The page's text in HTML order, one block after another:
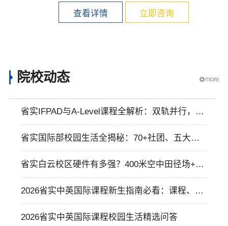
查看详情 立即咨询
院校动态
省实IFPAD与A-Level课程全解析：双轨并行，升
学路径如何选？初中升高中如何平稳过渡？
省实国际部校园生活全揭秘：70+社团、五大节
传统、手机严格管理
省实白云校区硬件有多强？400米空中田径场+50
米泳池+智慧食堂一探究竟
2026省实中英国际课程新生指南必看：课程、校
园、食宿、社团全解答
2026省实中英国际课程校园生活精选问答